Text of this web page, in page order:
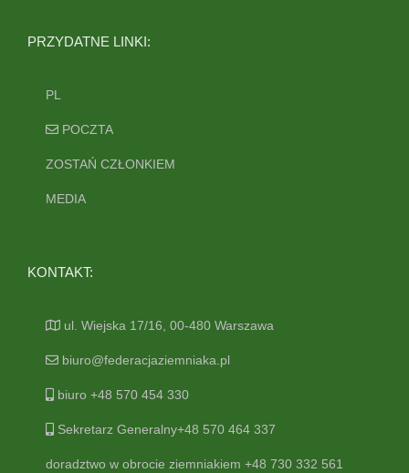
PRZYDATNE LINKI:
PL
POCZTA
ZOSTAŃ CZŁONKIEM
MEDIA
KONTAKT:
ul. Wiejska 17/16, 00-480 Warszawa
biuro@federacjaziemniaka.pl
biuro +48 570 454 330
Sekretarz Generalny+48 570 464 337
doradztwo w obrocie ziemniakiem +48 730 332 561